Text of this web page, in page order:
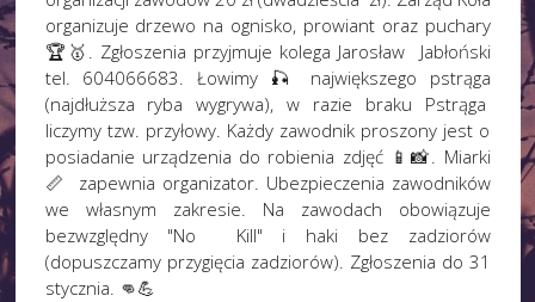
organizuje drzewo na ognisko, prowiant oraz puchary
🏆🥇. Zgłoszenia przyjmuje kolega Jarosław Jabłoński
tel. 604066683. Łowimy 🎣 największego pstrąga
(najdłuższa ryba wygrywa), w razie braku Pstrąga
liczymy tzw. przyłowy. Każdy zawodnik proszony jest o
posiadanie urządzenia do robienia zdjęć 📱📸. Miarki
📏 zapewnia organizator. Ubezpieczenia zawodników
we własnym zakresie. Na zawodach obowiązuje
bezwzględny "No Kill" i haki bez zadziorów
(dopuszczamy przygięcia zadziorów). Zgłoszenia do 31
stycznia. 👊💪